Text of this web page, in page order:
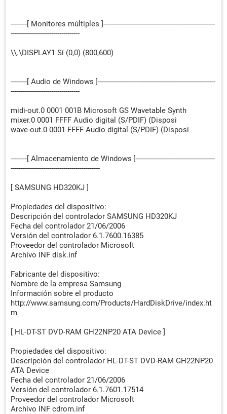
--------[ Monitores múltiples ]-------------------------------------------------------
----------------------------------
\\.\DISPLAY1 Sí (0,0) (800,600)
--------[ Audio de Windows ]----------------------------------------------------------
----------------------------------
midi-out.0 0001 001B Microsoft GS Wavetable Synth
mixer.0 0001 FFFF Audio digital (S/PDIF) (Disposi
wave-out.0 0001 FFFF Audio digital (S/PDIF) (Disposi
--------[ Almacenamiento de Windows ]---------------------------------------
--------------------------------------------
[ SAMSUNG HD320KJ ]
Propiedades del dispositivo:
Descripción del controlador SAMSUNG HD320KJ
Fecha del controlador 21/06/2006
Versión del controlador 6.1.7600.16385
Proveedor del controlador Microsoft
Archivo INF disk.inf
Fabricante del dispositivo:
Nombre de la empresa Samsung
Información sobre el producto
http://www.samsung.com/Products/HardDiskDrive/index.ht
m
[ HL-DT-ST DVD-RAM GH22NP20 ATA Device ]
Propiedades del dispositivo:
Descripción del controlador HL-DT-ST DVD-RAM GH22NP20
ATA Device
Fecha del controlador 21/06/2006
Versión del controlador 6.1.7601.17514
Proveedor del controlador Microsoft
Archivo INF cdrom.inf